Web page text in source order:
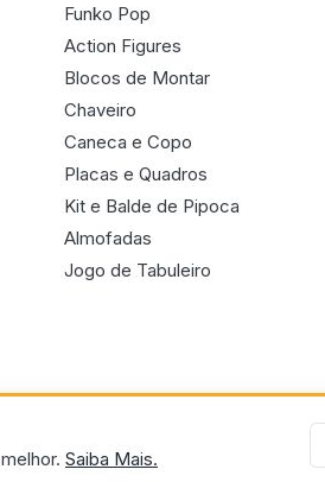
Saiba Mais.
Funko Pop
Action Figures
Blocos de Montar
Chaveiro
Caneca e Copo
Placas e Quadros
Kit e Balde de Pipoca
Almofadas
Jogo de Tabuleiro